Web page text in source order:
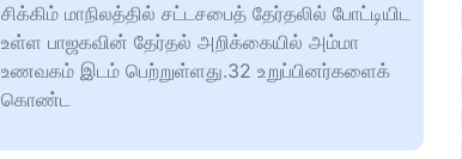
சிக்கிம் மாநிலத்தில் சட்டசபைத் தேர்தலில் போட்டியிட
உள்ள பாஜகவின் தேர்தல் அறிக்கையில் அம்மா
உணவகம் இடம் பெற்றுள்ளது.32 உறுப்பினர்களைக்
கொண்ட